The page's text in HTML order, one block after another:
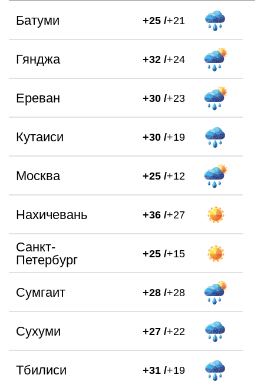
Батуми +25 /+21
Гянджа +32 /+24
Ереван +30 /+23
Кутаиси +30 /+19
Москва +25 /+12
Нахичевань +36 /+27
Санкт-
Петербург
+25 /+15
Сумгаит +28 /+28
Сухуми +27 /+22
Тбилиси +31 /+19